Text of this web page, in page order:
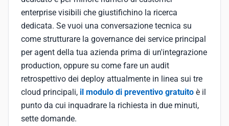
enterprise visibili che giustifichino la ricerca
dedicata. Se vuoi una conversazione tecnica su
come strutturare la governance dei service principal
per agent della tua azienda prima di un'integrazione
production, oppure su come fare un audit
retrospettivo dei deploy attualmente in linea sui tre
cloud principali, il modulo di preventivo gratuito è il
punto da cui inquadrare la richiesta in due minuti,
sette domande.